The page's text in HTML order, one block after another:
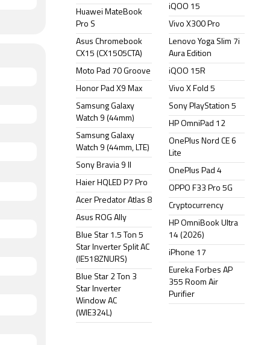
Huawei MateBook
Pro S
Asus Chromebook
CX15 (CX1505CTA)
Moto Pad 70 Groove
Honor Pad X9 Max
Samsung Galaxy
Watch 9 (44mm)
Samsung Galaxy
Watch 9 (44mm, LTE)
Sony Bravia 9 II
Haier HQLED P7 Pro
Acer Predator Atlas 8
Asus ROG Ally
Blue Star 1.5 Ton 5
Star Inverter Split AC
(IE518ZNURS)
Blue Star 2 Ton 3
Star Inverter
Window AC
(WIE324L)
iQOO 15
Vivo X300 Pro
Lenovo Yoga Slim 7i
Aura Edition
iQOO 15R
Vivo X Fold 5
Sony PlayStation 5
HP OmniPad 12
OnePlus Nord CE 6
Lite
OnePlus Pad 4
OPPO F33 Pro 5G
Cryptocurrency
HP OmniBook Ultra
14 (2026)
iPhone 17
Eureka Forbes AP
355 Room Air
Purifier